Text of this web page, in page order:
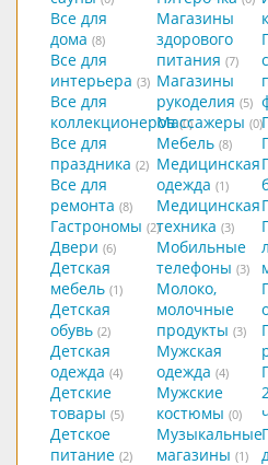
Все для
дома (8)
Все для
интерьера (3)
Все для
коллекционеров (0)
Все для
праздника (2)
Все для
ремонта (8)
Гастрономы (2)
Двери (6)
Детская
мебель (1)
Детская
обувь (2)
Детская
одежда (4)
Детские
товары (5)
Детское
питание (2)
Магазины
здорового
питания (7)
Магазины
рукоделия (5)
Массажеры (0)
Мебель (8)
Медицинская
одежда (1)
Медицинская
техника (3)
Мобильные
телефоны (3)
Молоко,
молочные
продукты (3)
Мужская
одежда (4)
Мужские
костюмы (0)
Музыкальные
магазины (1)